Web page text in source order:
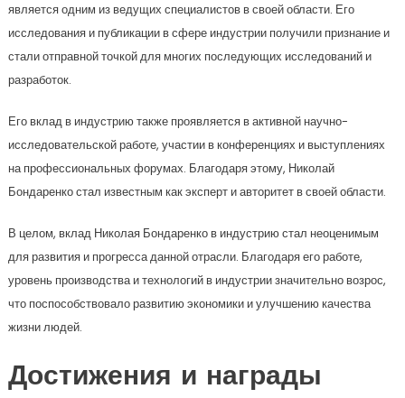
является одним из ведущих специалистов в своей области. Его
исследования и публикации в сфере индустрии получили признание и
стали отправной точкой для многих последующих исследований и
разработок.
Его вклад в индустрию также проявляется в активной научно-
исследовательской работе, участии в конференциях и выступлениях
на профессиональных форумах. Благодаря этому, Николай
Бондаренко стал известным как эксперт и авторитет в своей области.
В целом, вклад Николая Бондаренко в индустрию стал неоценимым
для развития и прогресса данной отрасли. Благодаря его работе,
уровень производства и технологий в индустрии значительно возрос,
что поспособствовало развитию экономики и улучшению качества
жизни людей.
Достижения и награды